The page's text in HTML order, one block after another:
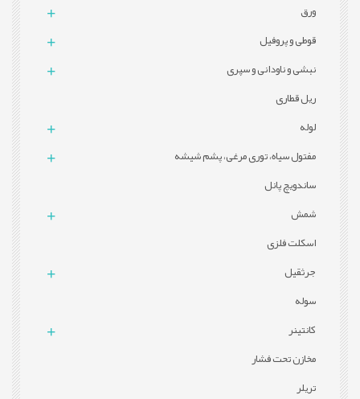
ورق
قوطی و پروفيل
نبشی و ناودانی و سپری
ریل قطاری
لوله
مفتول سیاه، توری مرغی، پشم شیشه
ساندویچ پانل
شمش
اسکلت فلزی
جرثقیل
سوله
کانتینر
مخازن تحت فشار
تریلر